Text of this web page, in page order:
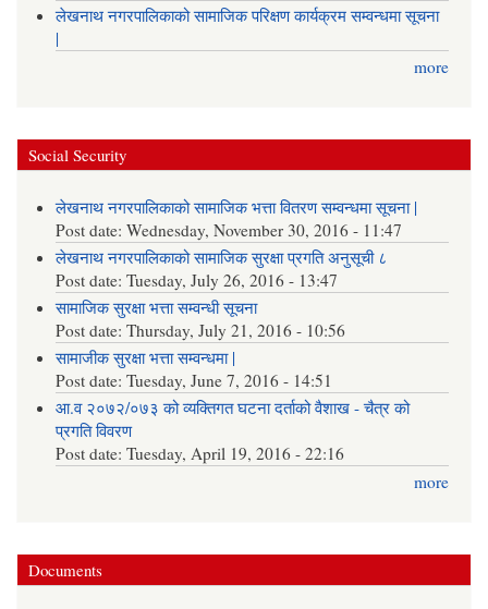
लेखनाथ नगरपालिकाको सामाजिक परिक्षण कार्यक्रम सम्वन्धमा सूचना
|
more
Social Security
लेखनाथ नगरपालिकाको सामाजिक भत्ता वितरण सम्वन्धमा सूचना |
Post date:Wednesday, November 30, 2016 - 11:47
लेखनाथ नगरपालिकाको सामाजिक सुरक्षा प्रगति अनुसूची ८
Post date:Tuesday, July 26, 2016 - 13:47
सामाजिक सुरक्षा भत्ता सम्वन्धी सूचना
Post date:Thursday, July 21, 2016 - 10:56
सामाजीक सुरक्षा भत्ता सम्वन्धमा |
Post date:Tuesday, June 7, 2016 - 14:51
आ.व २०७२/०७३ को व्यक्तिगत घटना दर्ताको वैशाख - चैत्र को
प्रगति विवरण
Post date:Tuesday, April 19, 2016 - 22:16
more
Documents